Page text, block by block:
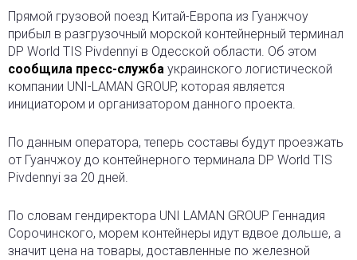
Прямой грузовой поезд Китай-Европа из Гуанжчоу
прибыл в разгрузочный морской контейнерный терминал
DP World TIS Pivdennyi в Одесской области. Об этом
сообщила пресс-служба украинского логистической
компании UNI-LAMAN GROUP, которая является
инициатором и организатором данного проекта.
По данным оператора, теперь составы будут проезжать
от Гуанчжоу до контейнерного терминала DP World TIS
Pivdennyi за 20 дней.
По словам гендиректора UNI LAMAN GROUP Геннадия
Сорочинского, морем контейнеры идут вдвое дольше, а
значит цена на товары, доставленные по железной